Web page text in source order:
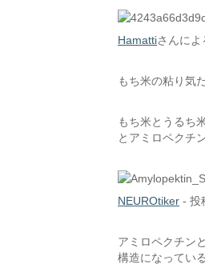
Hamattiさんによ
もち米の粘り気
もち米とうるち
とアミロペクチ
NEUROtiker - 投
アミロペクチン
構造になってい